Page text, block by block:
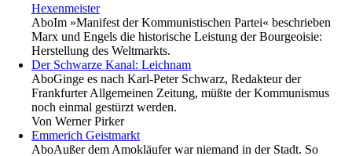
Hexenmeister
AboIm »Manifest der Kommunistischen Partei« beschrieben
Marx und Engels die historische Leistung der Bourgeoisie:
Herstellung des Weltmarkts.
Der Schwarze Kanal: Leichnam
AboGinge es nach Karl-Peter Schwarz, Redakteur der
Frankfurter Allgemeinen Zeitung, müßte der Kommunismus
noch einmal gestürzt werden.
Von Werner Pirker
Emmerich Geistmarkt
AboAußer dem Amokläufer war niemand in der Stadt. So